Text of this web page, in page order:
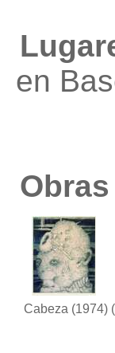
en
Cabeza (1974)